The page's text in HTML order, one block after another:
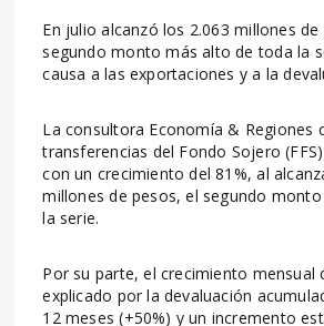
En julio alcanzó los 2.063 millones de
segundo monto más alto de toda la
causa a las exportaciones y a la
La consultora Economía & Regiones
transferencias del Fondo Sojero
con un crecimiento del 81%, al
millones de pesos, el segundo
la serie.
Por su parte, el crecimiento mensual
explicado por la devaluación
12 meses (+50%) y un incremento